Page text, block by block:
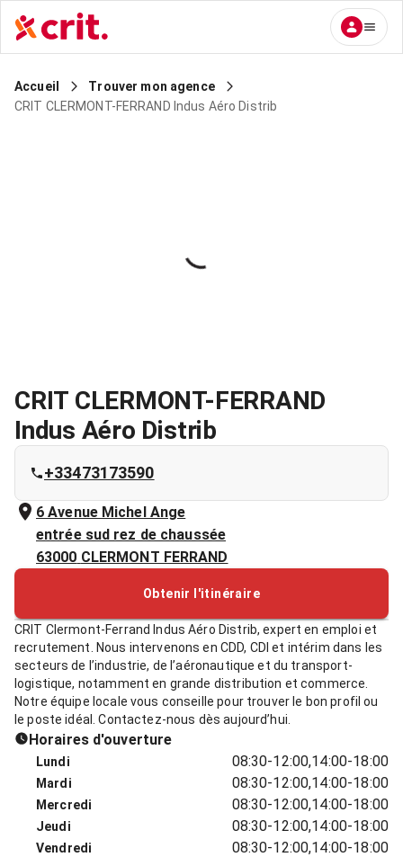
Accueil
Trouver mon agence
CRIT CLERMONT-FERRAND Indus Aéro Distrib
CRIT CLERMONT-FERRAND
Indus Aéro Distrib
+33473173590
6 Avenue Michel Ange
entrée sud rez de chaussée
63000 CLERMONT FERRAND
Obtenir l'itinéraire
CRIT Clermont-Ferrand Indus Aéro Distrib, expert en emploi et
recrutement. Nous intervenons en CDD, CDI et intérim dans les
secteurs de l’industrie, de l’aéronautique et du transport-
logistique, notamment en grande distribution et commerce.
Notre équipe locale vous conseille pour trouver le bon profil ou
le poste idéal. Contactez-nous dès aujourd’hui.
Horaires d'ouverture
Lundi 08:30-12:00,14:00-18:00
Mardi 08:30-12:00,14:00-18:00
Mercredi 08:30-12:00,14:00-18:00
Jeudi 08:30-12:00,14:00-18:00
Vendredi 08:30-12:00,14:00-18:00